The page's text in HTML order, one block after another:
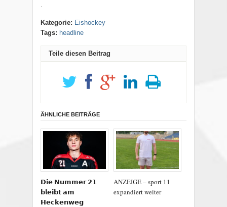
.
Kategorie: Eishockey
Tags: headline
Teile diesen Beitrag
ÄHNLICHE BEITRÄGE
𝗗𝗶𝗲 𝗡𝘂𝗺𝗺𝗲𝗿 𝟮𝟭
𝗯𝗹𝗲𝗶𝗯𝘁 𝗮𝗺
𝗛𝗲𝗰𝗸𝗲𝗻𝘄𝗲𝗴
ANZEIGE – sport 11
expandiert weiter